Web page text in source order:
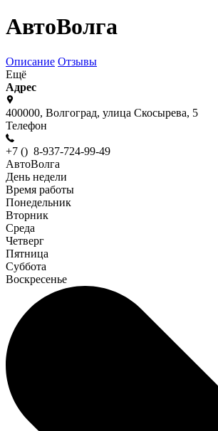
АвтоВолга
Описание Отзывы
Ещё
Адрес
400000, Волгоград, улица Скосырева, 5
Телефон
+7 () 8-937-724-99-49
АвтоВолга
День недели
Время работы
Понедельник
Вторник
Среда
Четверг
Пятница
Суббота
Воскресенье